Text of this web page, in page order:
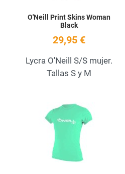
O'Neill Print Skins Woman
Black
29,95 €
Lycra O'Neill S/S mujer.
Tallas S y M
Añadir a la lista de deseos